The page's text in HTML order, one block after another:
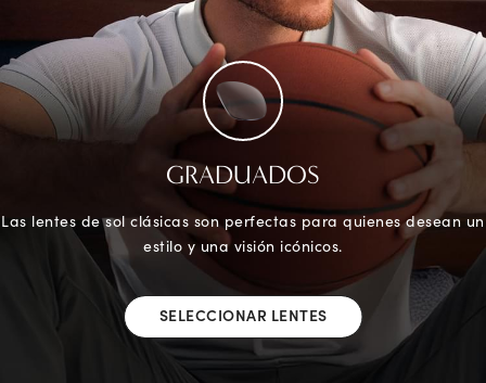
GRADUADOS
Las lentes de sol clásicas son perfectas para quienes desean un
estilo y una visión icónicos.
SELECCIONAR LENTES